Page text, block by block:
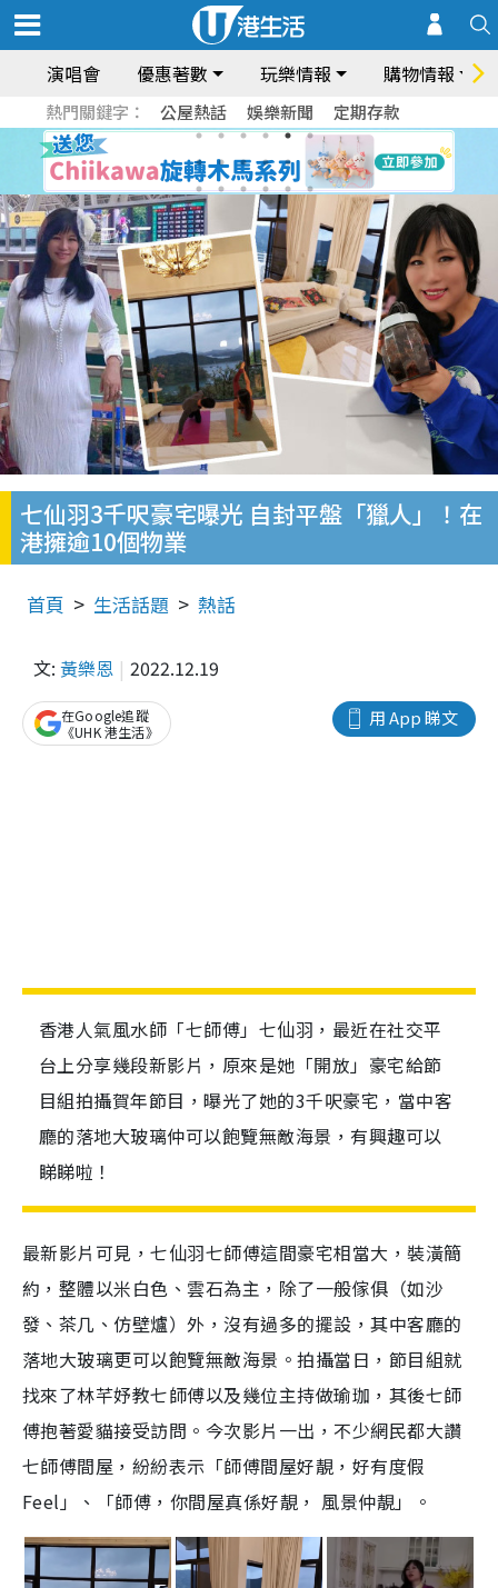
演唱會 優惠著數 玩樂情報 購物情報
熱門關鍵字： 公屋熱話 娛樂新聞 定期存款
七仙羽3千呎豪宅曝光 自封平盤「獵人」！在
港擁逾10個物業
首頁 生活話題 熱話
文: 黃樂恩 2022.12.19
用 App 睇文
在Google追蹤
《UHK 港生活》
香港人氣風水師「七師傅」七仙羽，最近在社交平
台上分享幾段新影片，原來是她「開放」豪宅給節
目組拍攝賀年節目，曝光了她的3千呎豪宅，當中客
廳的落地大玻璃仲可以飽覽無敵海景，有興趣可以
睇睇啦！
最新影片可見，七仙羽七師傅這間豪宅相當大，裝潢簡
約，整體以米白色、雲石為主，除了一般傢俱（如沙
發、茶几、仿壁爐）外，沒有過多的擺設，其中客廳的
落地大玻璃更可以飽覽無敵海景。拍攝當日，節目組就
找來了林芊妤教七師傅以及幾位主持做瑜珈，其後七師
傅抱著愛貓接受訪問。今次影片一出，不少網民都大讚
七師傅間屋，紛紛表示「師傅間屋好靚，好有度假
Feel」、「師傅，你間屋真係好靚， 風景仲靚」。